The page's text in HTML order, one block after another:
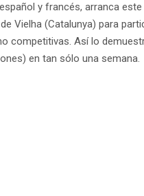
y francés, arranca
Vielha (Catalunya) para
Así lo
en tan sólo una semana.